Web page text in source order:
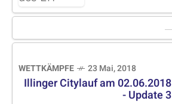
WETTKÄMPFE 23 Mai, 2018
Illinger Citylauf am 02.06.2018
- Update 3